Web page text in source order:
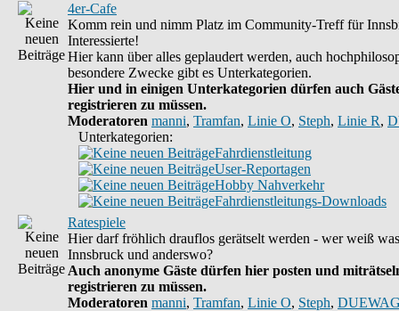
4er-Cafe
Komm rein und nimm Platz im Community-Treff für
Interessierte!
Hier kann über alles geplaudert werden, auch
besondere Zwecke gibt es Unterkategorien.
Hier und in einigen Unterkategorien dürfen auch
registrieren zu müssen.
Moderatoren manni, Tramfan, Linie O, Steph, Linie R,
Unterkategorien:
Fahrdienstleitung
User-Reportagen
Hobby Nahverkehr
Fahrdienstleitungs-Downloads
Ratespiele
Hier darf fröhlich drauflos gerätselt werden - wer weiß
Innsbruck und anderswo?
Auch anonyme Gäste dürfen hier posten und
registrieren zu müssen.
Moderatoren manni, Tramfan, Linie O, Steph,